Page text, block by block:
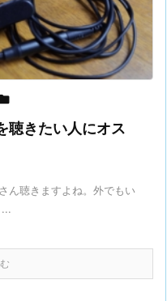
聴きたい人にオス
ん聴きますよね。外でもい